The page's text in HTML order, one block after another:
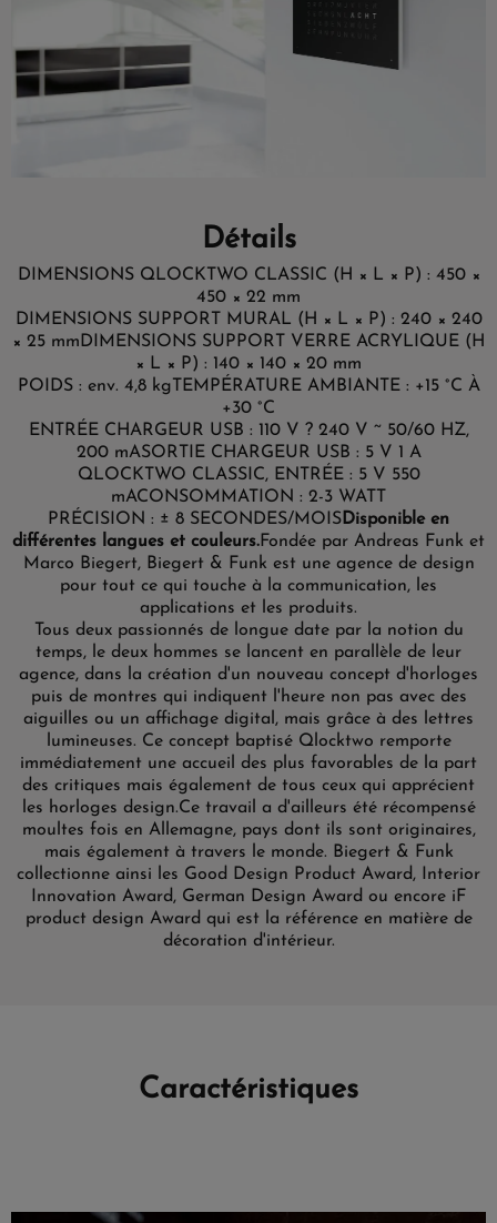
Détails
DIMENSIONS QLOCKTWO CLASSIC (H × L × P) : 450 ×
450 × 22 mm
DIMENSIONS SUPPORT MURAL (H × L × P) : 240 × 240
× 25 mm DIMENSIONS SUPPORT VERRE ACRYLIQUE (H
× L × P) : 140 × 140 × 20 mm
POIDS : env. 4,8 kg TEMPÉRATURE AMBIANTE : +15 °C À
+30 °C
ENTRÉE CHARGEUR USB : 110 V ? 240 V ~ 50/60 HZ,
200 mASORTIE CHARGEUR USB : 5 V 1 A
QLOCKTWO CLASSIC, ENTRÉE : 5 V 550
mACONSOMMATION : 2-3 WATT
PRÉCISION : ± 8 SECONDES/MOIS Disponible en
différentes langues et couleurs.Fondée par Andreas Funk et
Marco Biegert, Biegert & Funk est une agence de design
pour tout ce qui touche à la communication, les
applications et les produits.
Tous deux passionnés de longue date par la notion du
temps, le deux hommes se lancent en parallèle de leur
agence, dans la création d'un nouveau concept d'horloges
puis de montres qui indiquent l'heure non pas avec des
aiguilles ou un affichage digital, mais grâce à des lettres
lumineuses. Ce concept baptisé Qlocktwo remporte
immédiatement une accueil des plus favorables de la part
des critiques mais également de tous ceux qui apprécient
les horloges design.Ce travail a d'ailleurs été récompensé
moultes fois en Allemagne, pays dont ils sont originaires,
mais également à travers le monde. Biegert & Funk
collectionne ainsi les Good Design Product Award, Interior
Innovation Award, German Design Award ou encore iF
product design Award qui est la référence en matière de
décoration d'intérieur.
Caractéristiques